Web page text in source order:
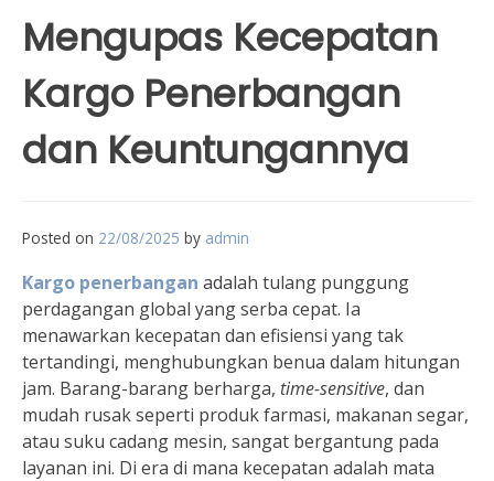
Mengupas Kecepatan
Kargo Penerbangan
dan Keuntungannya
Posted on 22/08/2025 by admin
Kargo penerbangan adalah tulang punggung
perdagangan global yang serba cepat. Ia
menawarkan kecepatan dan efisiensi yang tak
tertandingi, menghubungkan benua dalam hitungan
jam. Barang-barang berharga, time-sensitive, dan
mudah rusak seperti produk farmasi, makanan segar,
atau suku cadang mesin, sangat bergantung pada
layanan ini. Di era di mana kecepatan adalah mata